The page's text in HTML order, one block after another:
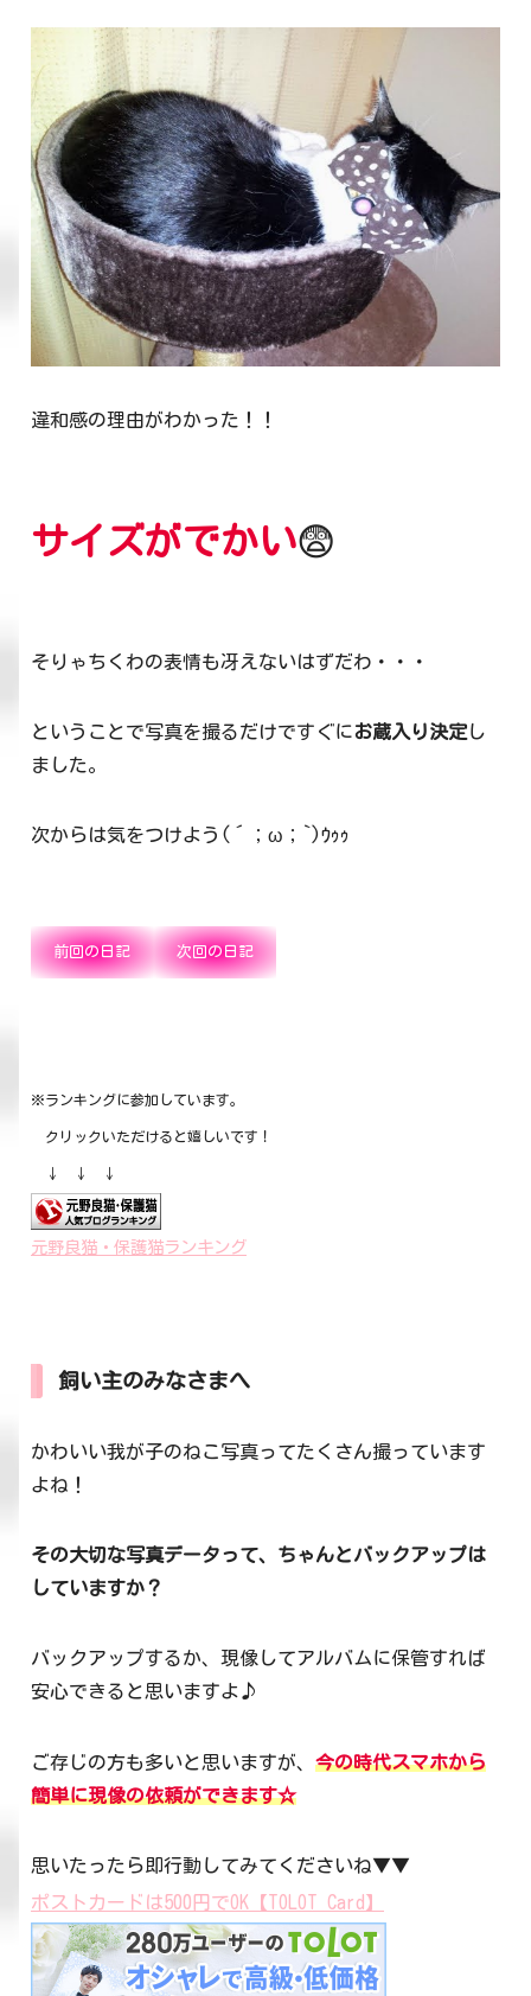
違和感の理由がわかった！！
サイズがでかい😨
そりゃちくわの表情も冴えないはずだわ・・・
ということで写真を撮るだけですぐにお蔵入り決定し
ました。
次からは気をつけよう(´；ω；`)ｳｩｩ
前回の日記 次回の日記
※ランキングに参加しています。
クリックいただけると嬉しいです！
↓ ↓ ↓
元野良猫・保護猫ランキング
飼い主のみなさまへ
かわいい我が子のねこ写真ってたくさん撮っています
よね！
その大切な写真データって、ちゃんとバックアップは
していますか？
バックアップするか、現像してアルバムに保管すれば
安心できると思いますよ♪
ご存じの方も多いと思いますが、 今の時代スマホから
簡単に現像の依頼ができます☆
思いたったら即行動してみてくださいね▼▼
ポストカードは500円でOK【TOLOT Card】